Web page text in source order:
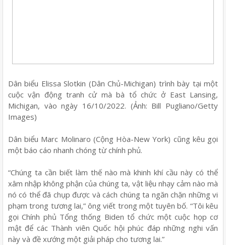
Dân biểu Elissa Slotkin (Dân Chủ-Michigan) trình bày tại một
cuộc vận động tranh cử mà bà tổ chức ở East Lansing,
Michigan, vào ngày 16/10/2022. (Ảnh: Bill Pugliano/Getty
Images)
Dân biểu Marc Molinaro (Cộng Hòa-New York) cũng kêu gọi
một báo cáo nhanh chóng từ chính phủ.
“Chúng ta cần biết làm thế nào mà khinh khí cầu này có thể
xâm nhập không phận của chúng ta, vật liệu nhạy cảm nào mà
nó có thể đã chụp được và cách chúng ta ngăn chặn những vi
phạm trong tương lai,” ông viết trong một tuyên bố. “Tôi kêu
gọi Chính phủ Tổng thống Biden tổ chức một cuộc họp cơ
mật để các Thành viên Quốc hội phúc đáp những nghi vấn
này và đề xướng một giải pháp cho tương lai.”